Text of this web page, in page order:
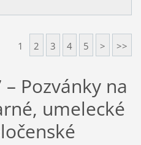
1 2 3 4 5 > >>
– Pozvánky na
umelecké